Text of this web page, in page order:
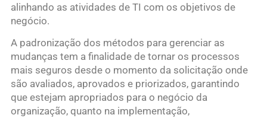
alinhando as atividades de TI com os objetivos de
negócio.
A padronização dos métodos para gerenciar as
mudanças tem a finalidade de tornar os processos
mais seguros desde o momento da solicitação onde
são avaliados, aprovados e priorizados, garantindo
que estejam apropriados para o negócio da
organização, quanto na implementação,